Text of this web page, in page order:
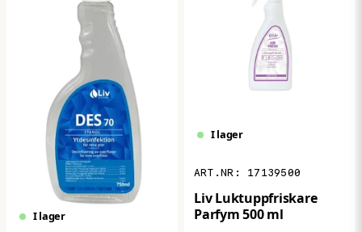
I lager
I lager
17139500
Liv Luktuppfriskare
Parfym 500 ml